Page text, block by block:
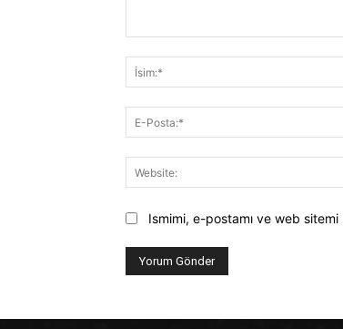
Ismimi, e-postamı ve web